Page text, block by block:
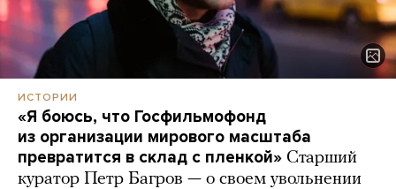
ИСТОРИИ
«Я боюсь, что Госфильмофонд
из организации мирового масштаба
превратится в склад с пленкой» Старший
куратор Петр Багров — о своем увольнении